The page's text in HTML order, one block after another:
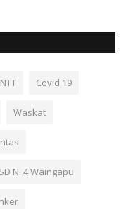
Covid 19
Waskat
SD N. 4 Waingapu